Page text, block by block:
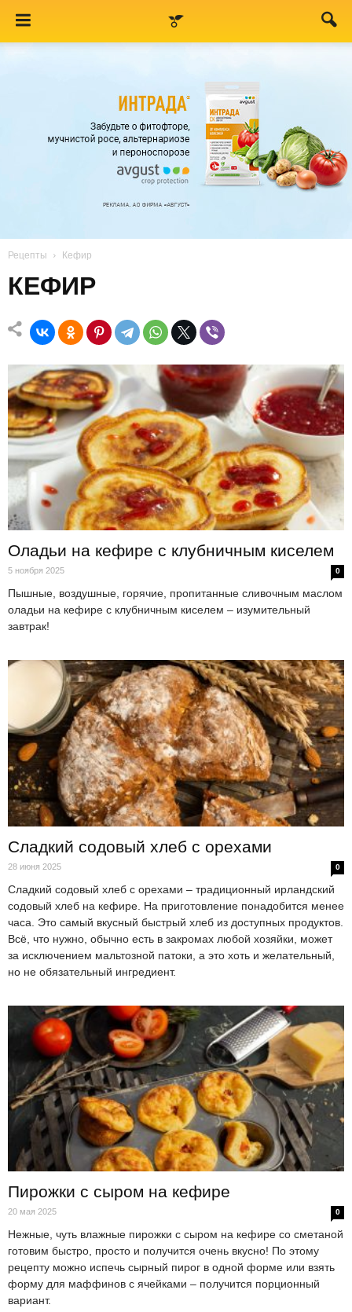
Рецепты Кефир
КЕФИР
Оладьи на кефире с клубничным киселем
5 ноября 2025 0
Пышные, воздушные, горячие, пропитанные сливочным маслом
оладьи на кефире с клубничным киселем – изумительный
завтрак!
Сладкий содовый хлеб с орехами
28 июня 2025 0
Сладкий содовый хлеб с орехами – традиционный ирландский
содовый хлеб на кефире. На приготовление понадобится менее
часа. Это самый вкусный быстрый хлеб из доступных продуктов.
Всё, что нужно, обычно есть в закромах любой хозяйки, может
за исключением мальтозной патоки, а это хоть и желательный,
но не обязательный ингредиент.
Пирожки с сыром на кефире
20 мая 2025 0
Нежные, чуть влажные пирожки с сыром на кефире со сметаной
готовим быстро, просто и получится очень вкусно! По этому
рецепту можно испечь сырный пирог в одной форме или взять
форму для маффинов с ячейками – получится порционный
вариант.